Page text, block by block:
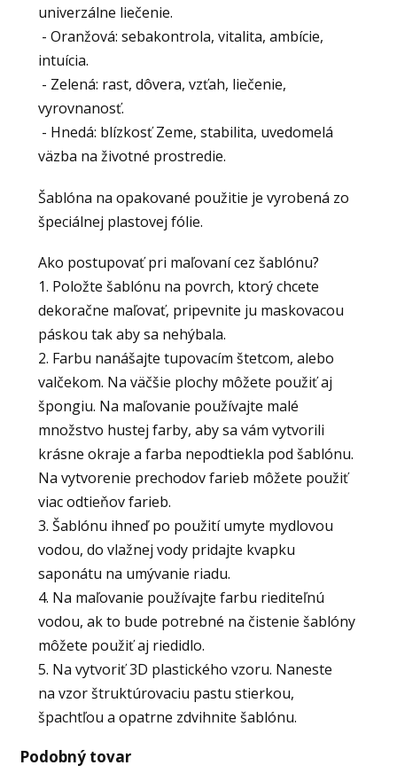
univerzálne liečenie.
- Oranžová: sebakontrola, vitalita, ambície,
intuícia.
- Zelená: rast, dôvera, vzťah, liečenie,
vyrovnanosť.
- Hnedá: blízkosť Zeme, stabilita, uvedomelá
väzba na životné prostredie.
Šablóna na opakované použitie je vyrobená zo
špeciálnej plastovej fólie.
Ako postupovať pri maľovaní cez šablónu?
1. Položte šablónu na povrch, ktorý chcete
dekoračne maľovať, pripevnite ju maskovacou
páskou tak aby sa nehýbala.
2. Farbu nanášajte tupovacím štetcom, alebo
valčekom. Na väčšie plochy môžete použiť aj
špongiu. Na maľovanie používajte malé
množstvo hustej farby, aby sa vám vytvorili
krásne okraje a farba nepodtiekla pod šablónu.
Na vytvorenie prechodov farieb môžete použiť
viac odtieňov farieb.
3. Šablónu ihneď po použití umyte mydlovou
vodou, do vlažnej vody pridajte kvapku
saponátu na umývanie riadu.
4. Na maľovanie používajte farbu riediteľnú
vodou, ak to bude potrebné na čistenie šablóny
môžete použiť aj riedidlo.
5. Na vytvoriť 3D plastického vzoru. Naneste
na vzor štruktúrovaciu pastu stierkou,
špachtľou a opatrne zdvihnite šablónu.
Podobný tovar